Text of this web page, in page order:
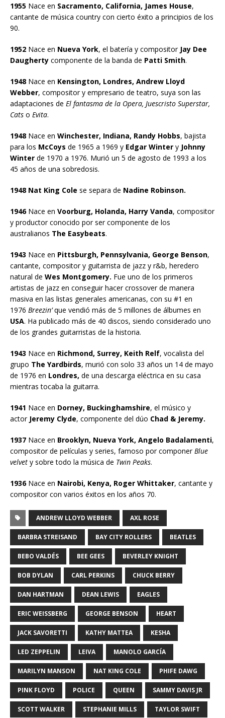
1955 Nace en Sacramento, California, James House,
cantante de música country con cierto éxito a principios de los
90.
1952 Nace en Nueva York, el batería y compositor Jay Dee
Daugherty componente de la banda de Patti Smith.
1948 Nace en Kensington, Londres, Andrew Lloyd
Webber, compositor y empresario de teatro, suya son las
adaptaciones de El fantasma de la Opera, Juescristo Superstar,
Cats o Evita.
1948 Nace en Winchester, Indiana, Randy Hobbs, bajista
para los McCoys de 1965 a 1969 y Edgar Winter y Johnny
Winter de 1970 a 1976. Murió un 5 de agosto de 1993 a los
45 años de una sobredosis.
1948 Nat King Cole se separa de Nadine Robinson.
1946Nace en Voorburg, Holanda, Harry Vanda, compositor
y productor conocido por ser componente de los
australianos The Easybeats.
1943 Nace en Pittsburgh, Pennsylvania, George Benson,
cantante, compositor y guitarrista de jazz y r&b, heredero
natural de Wes Montgomery. Fue uno de los primeros
artistas de jazz en conseguir hacer crossover de manera
masiva en las listas generales americanas, con su #1 en
1976 Breezin’que vendió más de 5 millones de álbumes en
USA. Ha publicado más de 40 discos, siendo considerado uno
de los grandes guitarristas de la historia.
1943 Nace en Richmond, Surrey, Keith Relf, vocalista del
grupo The Yardbirds, murió con solo 33 años un 14 de mayo
de 1976 en Londres, de una descarga eléctrica en su casa
mientras tocaba la guitarra.
1941 Nace en Dorney, Buckinghamshire, el músico y
actor Jeremy Clyde, componente del dúo Chad & Jeremy.
1937 Nace en Brooklyn, Nueva York, Angelo Badalamenti,
compositor de películas y series, famoso por componerBlue
velvet y sobre todo la música de Twin Peaks.
1936Nace en Nairobi, Kenya, Roger Whittaker, cantante y
compositor con varios éxitos en los años 70.
ANDREW LLOYD WEBBER AXL ROSE
BARBRA STREISAND BAY CITY ROLLERS BEATLES
BEBO VALDÉS BEE GEES BEVERLEY KNIGHT
BOB DYLAN CARL PERKINS CHUCK BERRY
DAN HARTMAN DEAN LEWIS EAGLES
ERIC WEISSBERG GEORGE BENSON HEART
JACK SAVORETTI KATHY MATTEA KESHA
LED ZEPPELIN LEIVA MANOLO GARCÍA
MARILYN MANSON NAT KING COLE PHIFE DAWG
PINK FLOYD POLICE QUEEN SAMMY DAVIS JR
SCOTT WALKER STEPHANIE MILLS TAYLOR SWIFT